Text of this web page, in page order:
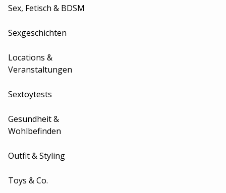
Sex, Fetisch & BDSM
Sexgeschichten
Locations &
Veranstaltungen
Sextoytests
Gesundheit &
Wohlbefinden
Outfit & Styling
Toys & Co.